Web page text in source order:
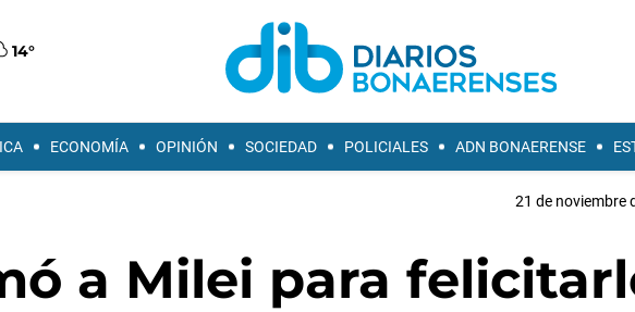
14°
ECONOMÍA OPINIÓN SOCIEDAD POLICIALES ADN BONAERENSE
21 de noviembre
a Milei para